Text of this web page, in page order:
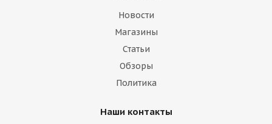
Новости
Магазины
Статьи
Обзоры
Политика
Наши контакты